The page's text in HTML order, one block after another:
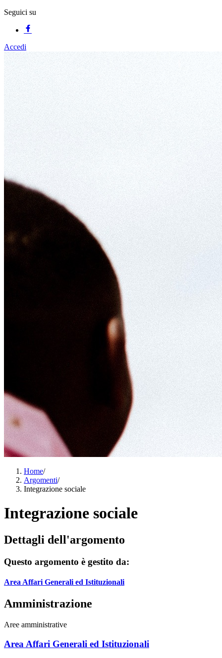
Seguici su
Accedi
Home/
Argomenti/
Integrazione sociale
Integrazione sociale
Dettagli dell'argomento
Questo argomento è gestito da:
Area Affari Generali ed Istituzionali
Amministrazione
Aree amministrative
Area Affari Generali ed Istituzionali